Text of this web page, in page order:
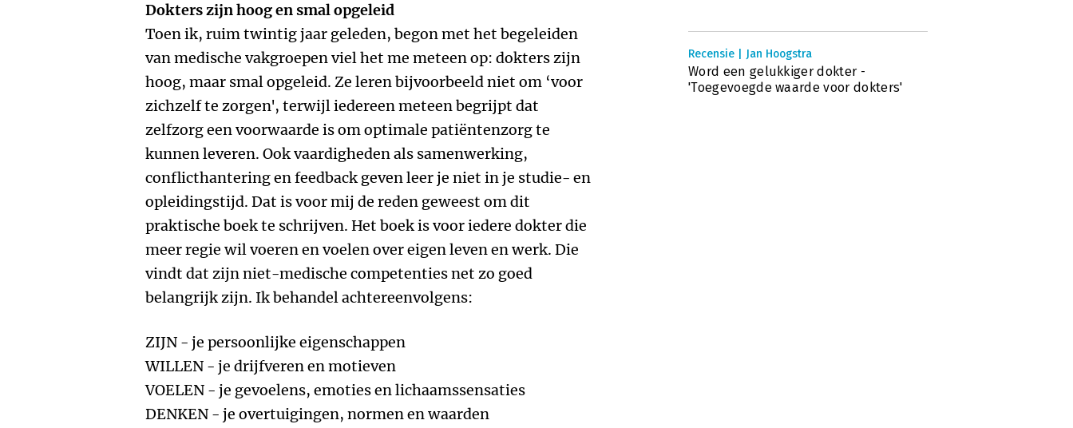
Dokters zijn hoog en smal opgeleid
Toen ik, ruim twintig jaar geleden, begon met het begeleiden
van medische vakgroepen viel het me meteen op: dokters zijn
hoog, maar smal opgeleid. Ze leren bijvoorbeeld niet om ‘voor
zichzelf te zorgen', terwijl iedereen meteen begrijpt dat
zelfzorg een voorwaarde is om optimale patiëntenzorg te
kunnen leveren. Ook vaardigheden als samenwerking,
conflicthantering en feedback geven leer je niet in je studie- en
opleidingstijd. Dat is voor mij de reden geweest om dit
praktische boek te schrijven. Het boek is voor iedere dokter die
meer regie wil voeren en voelen over eigen leven en werk. Die
vindt dat zijn niet-medische competenties net zo goed
belangrijk zijn. Ik behandel achtereenvolgens:
ZIJN - je persoonlijke eigenschappen
WILLEN - je drijfveren en motieven
VOELEN - je gevoelens, emoties en lichaamssensaties
DENKEN - je overtuigingen, normen en waarden
Recensie | Jan Hoogstra
Word een gelukkiger dokter -
'Toegevoegde waarde voor dokters'